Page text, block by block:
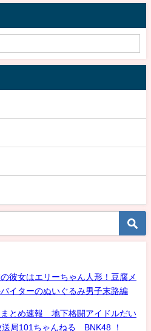
彼女はエリーちゃん人形！豆腐メ
イターのぬいぐるみ男子末路編
とめ速報 地下格闘アイドルだい
局101ちゃんねる BNK48 ！